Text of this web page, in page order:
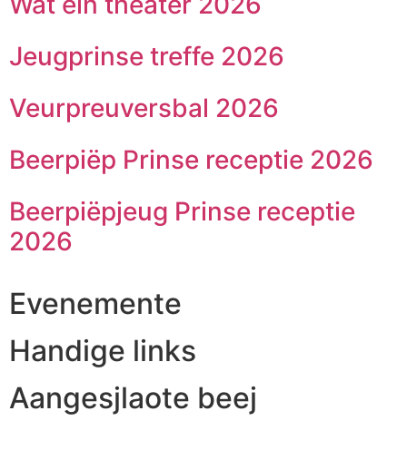
Jeugprinse treffe 2026
Veurpreuversbal 2026
Beerpiëp Prinse receptie 2026
Beerpiëpjeug Prinse receptie
2026
Evenemente
Handige links
Aangesjlaote beej